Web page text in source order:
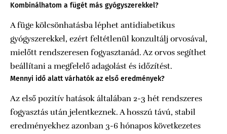
Kombinálhatom a fügét más gyógyszerekkel?
A füge kölcsönhatásba léphet antidiabetikus
gyógyszerekkel, ezért feltétlenül konzultálj orvosával,
mielőtt rendszeresen fogyasztanád. Az orvos segíthet
beállítani a megfelelő adagolást és időzítést.
Mennyi idő alatt várhatók az első eredmények?
Az első pozitív hatások általában 2-3 hét rendszeres
fogyasztás után jelentkeznek. A hosszú távú, stabil
eredményekhez azonban 3-6 hónapos következetes